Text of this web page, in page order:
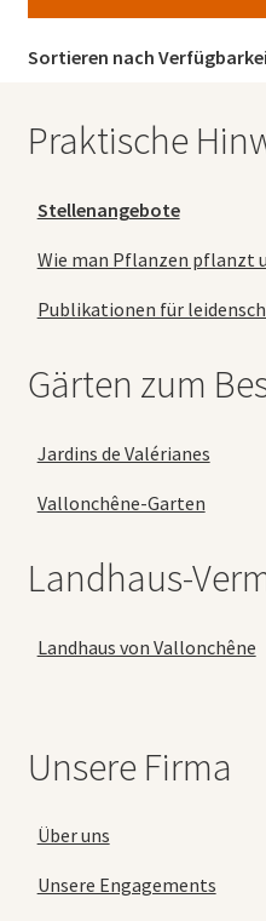
Sortieren nach
Praktische
Stellenangebote
Wie man Pflanzen pflanzt
Publikationen für
Gärten zum
Jardins de Valérianes
Vallonchêne-Garten
Landhaus-
Landhaus von Vallonchêne
Unsere Firma
Über uns
Unsere Engagements